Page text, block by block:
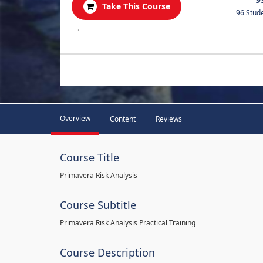
Take This Course
96
.
Overview Content Reviews
Course Title
Primavera Risk Analysis
Course Subtitle
Primavera Risk Analysis Practical Training
Course Description